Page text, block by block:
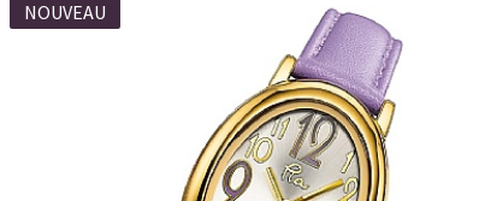
NOUVEAU